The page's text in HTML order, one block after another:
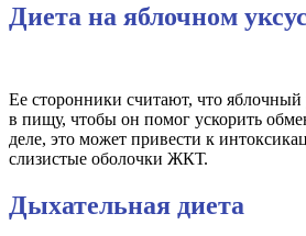
Диета на яблочном
Ее сторонники считают, что яблочный
в пищу, чтобы он помог ускорить
деле, это может привести к
слизистые оболочки ЖКТ.
Дыхательная диета